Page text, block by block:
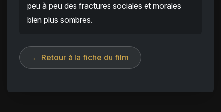
peu à peu des fractures sociales et morales
bien plus sombres.
← Retour à la fiche du film